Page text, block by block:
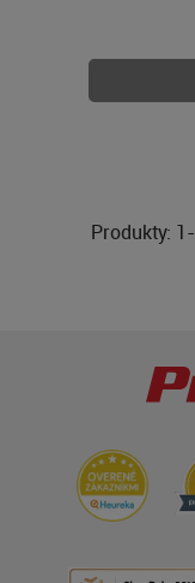
Produkty: 1-